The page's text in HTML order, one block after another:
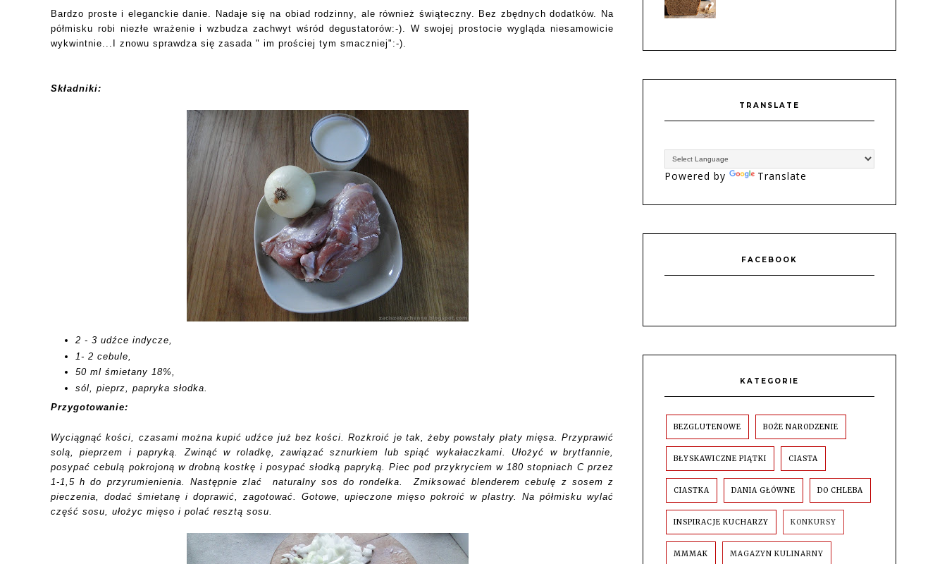
Bardzo proste i eleganckie danie. Nadaje się na obiad rodzinny, ale również świąteczny. Bez zbędnych dodatków. Na
półmisku robi niezłe wrażenie i wzbudza zachwyt wśród degustatorów:-). W swojej prostocie wygląda niesamowicie
wykwintnie...I znowu sprawdza się zasada " im prościej tym smaczniej":-).
Składniki:
2 - 3 udźce indycze,
1- 2 cebule,
50 ml śmietany 18%,
sól, pieprz, papryka słodka.
Przygotowanie:
Wyciągnąć kości, czasami można kupić udźce już bez kości. Rozkroić je tak, żeby powstały płaty mięsa. Przyprawić
solą, pieprzem i papryką. Zwinąć w roladkę, zawiązać sznurkiem lub spiąć wykałaczkami. Ułożyć w brytfannie,
posypać cebulą pokrojoną w drobną kostkę i posypać słodką papryką. Piec pod przykryciem w 180 stopniach C przez
1-1,5 h do przyrumienienia. Następnie zlać naturalny sos do rondelka. Zmiksować blenderem cebulę z sosem z
pieczenia, dodać śmietanę i doprawić, zagotować. Gotowe, upieczone mięso pokroić w plastry. Na półmisku wylać
część sosu, ułożyc mięso i polać resztą sosu.
TRANSLATE
Powered by Translate
FACEBOOK
KATEGORIE
BEZGLUTENOWE BOŻE NARODZENIE
BŁYSKAWICZNE PIĄTKI CIASTA
CIASTKA DANIA GŁÓWNE DO CHLEBA
INSPIRACJE KUCHARZY KONKURSY
MMMAK MAGAZYN KULINARNY